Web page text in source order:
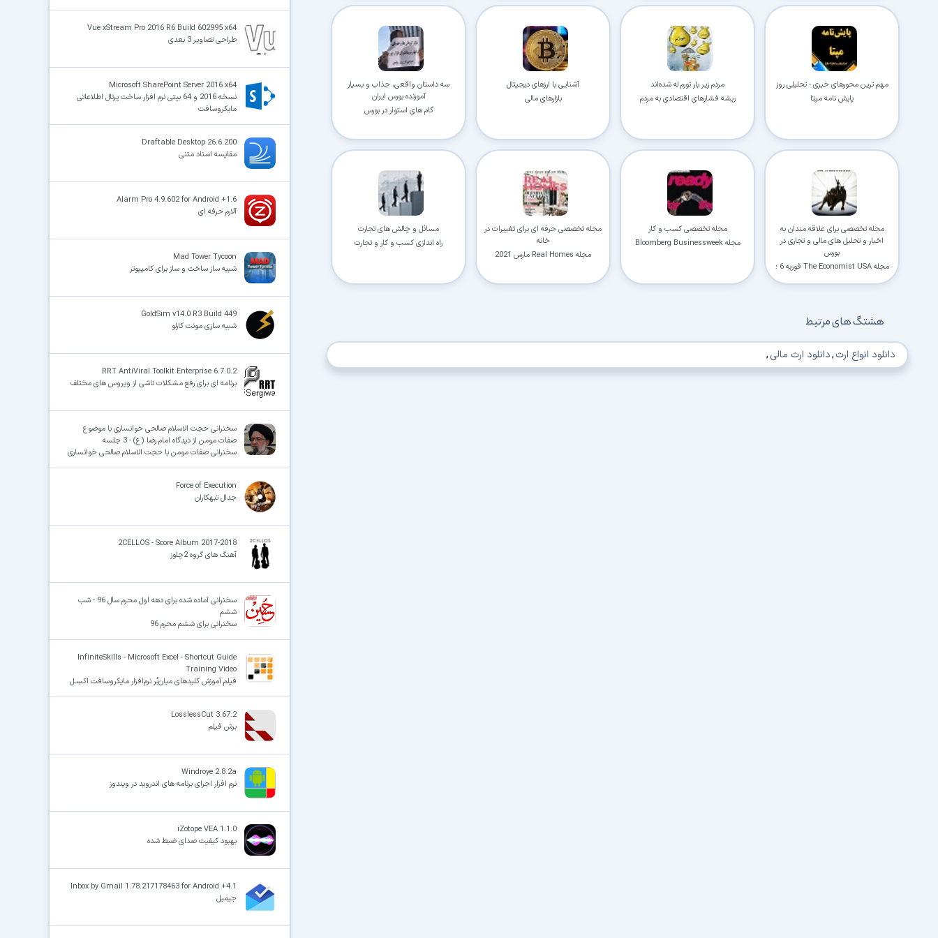
مهم ترین محورهای خبری - تحلیلی روز
پایش نامه مپتا
مردم زیر بار تورم له شده‌اند
ریشه فشارهای اقتصادی به مردم
آشنایی با ارزهای دیجیتال
بازارهای مالی
سه داستان واقعی، جذاب و بسیار
آموزنده بورس ایران
گام های استوار در بورس
مجله تخصصی برای علاقه مندان به
اخبار و تحلیل های مالی و تجاری در
بورس
مجله The Economist USA فوریه 6 ؛
مجله تخصصی کسب و کار
مجله Bloomberg Businessweek
مجله تخصصی حرفه ای برای تغییرات در
خانه
مجله Real Homes مارس 2021
مسائل و چالش های تجارت
راه اندازی کسب و کار و تجارت
هشتگ های مرتبط
دانلود انواع ارث,دانلود ارث مالی,
Vue xStream Pro 2016 R6 Build 602995 x64
طراحی تصاویر 3 بعدی
Microsoft SharePoint Server 2016 x64
نسخه 2016 و 64 بیتی نرم افزار ساخت پرتال اطلاعاتی
مایکروسافت
Draftable Desktop 26.6.200
مقایسه اسناد متنی
Alarm Pro 4.9.602 for Android +1.6
آلارم حرفه ای
Mad Tower Tycoon
شبیه ساز ساخت و ساز برای کامپیوتر
GoldSim v14.0 R3 Build 449
شبیه سازی مونت کارلو
RRT AntiViral Toolkit Enterprise 6.7.0.2
برنامه ای برای رفع مشکلات ناشی از ویروس های مختلف
سخنرانی حجت الاسلام صالحی خوانساری با موضوع
صفات مومن از دیدگاه امام رضا (ع) - 3 جلسه
سخنرانی صفات مومن با حجت الاسلام صالحی خوانساری
Force of Execution
جدال تبهکاران
2CELLOS - Score Album 2017-2018
آهنگ های گروه 2چلوز
سخنرانی آماده شده برای دهه اول محرم سال 96 - شب
ششم
سخنرانی برای ششم محرم 96
InfiniteSkills - Microsoft Excel - Shortcut Guide
Training Video
فیلم آموزش کلیدهای میان‌بُر نرم‌افزار مایکروسافت اکسِـل
LosslessCut 3.67.2
برش فیلم
Windroye 2.8.2a
نرم افزار اجرای برنامه های اندروید در ویندوز
iZotope VEA 1.1.0
بهبود کیفیت صدای ضبط شده
Inbox by Gmail 1.78.217178463 for Android +4.1
جیمیل
🚀 با حداکثر سرعت اینترنت خود دانلود کنید
استفاده از تمام ظرفیت و پهنای باند شبکه شما
ادامه دانلود پس از قطع اینترنت
پشتیبانی کامل از ۳۲ کانکشن بدون از دست رفتن فایل
دسترسی نامحدود به دستیار هوشمند AI
راهنمای نصب، رفع خطاهای کرک و پیشنهاد نرم‌افزارهای کاربردی
🤖 دسترسی نامحدود به هوش مصنوعی 📂 دانلود موازی چند فایل🗄️ دسترسی به آرشیو کامل نسخه‌ها
✉️ خبرنامه آپدیت نرم‌افزارها
⚡ همین حالا بدون انتظار دانلود کن
قبلاً عضو شدم — ورود به حساب کاربری